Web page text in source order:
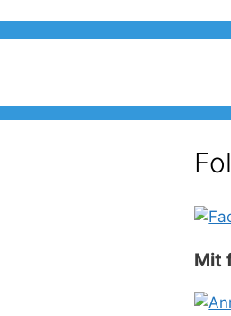
Mit